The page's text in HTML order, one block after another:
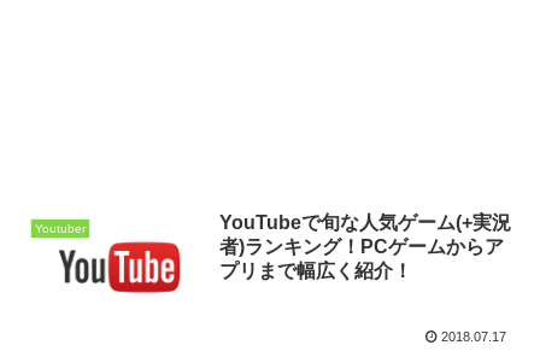
Youtuber
YouTubeで旬な人気ゲーム(+実況
者)ランキング！PCゲームからア
プリまで幅広く紹介！
2018.07.17